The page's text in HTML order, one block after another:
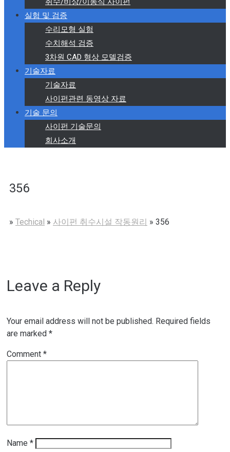
실험 및 검증
수리모형 실험
수치해석 검증
3차원 CAD 형상 모델검증
기술자료
기술자료
사이펀관련 동영상 자료
기술 문의
사이펀 기술문의
회사소개
356
» Techical » 사이펀 취수시설 작동원리 » 356
Leave a Reply
Your email address will not be published. Required fields
are marked *
Comment *
Name *